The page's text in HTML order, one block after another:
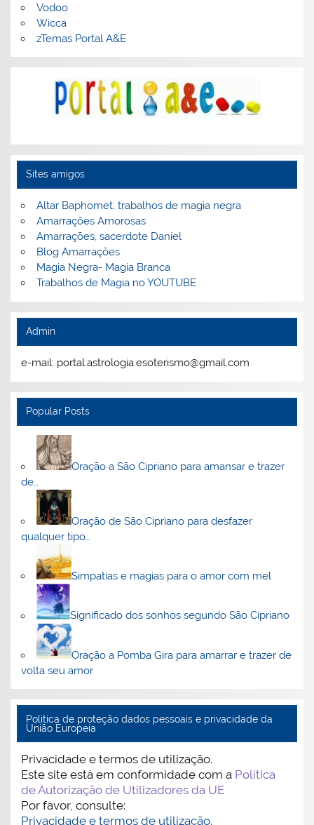
Vodoo
Wicca
zTemas Portal A&E
Sites amigos
Altar Baphomet, trabalhos de magia negra
Amarrações Amorosas
Amarrações, sacerdote Daniel
Blog Amarrações
Magia Negra- Magia Branca
Trabalhos de Magia no YOUTUBE
Admin
e-mail: portal.astrologia.esoterismo@gmail.com
Popular Posts
Oração a São Cipriano para amansar e trazer
de…
Oração de São Cipriano para desfazer
qualquer tipo…
Simpatias e magias para o amor com mel
Significado dos sonhos segundo São Cipriano
Oração a Pomba Gira para amarrar e trazer de
volta seu amor
Politica de proteção dados pessoais e privacidade da
União Europeia
Privacidade e termos de utilização.
Este site está em conformidade com a Política
de Autorização de Utilizadores da UE
Por favor, consulte:
Privacidade e termos de utilização.